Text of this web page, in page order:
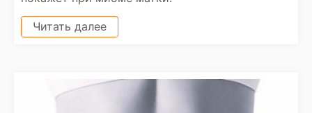
Читать далее